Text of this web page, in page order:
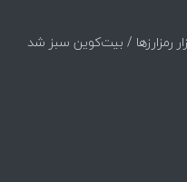
رمزارزها / بیت‌کوین سبز شد